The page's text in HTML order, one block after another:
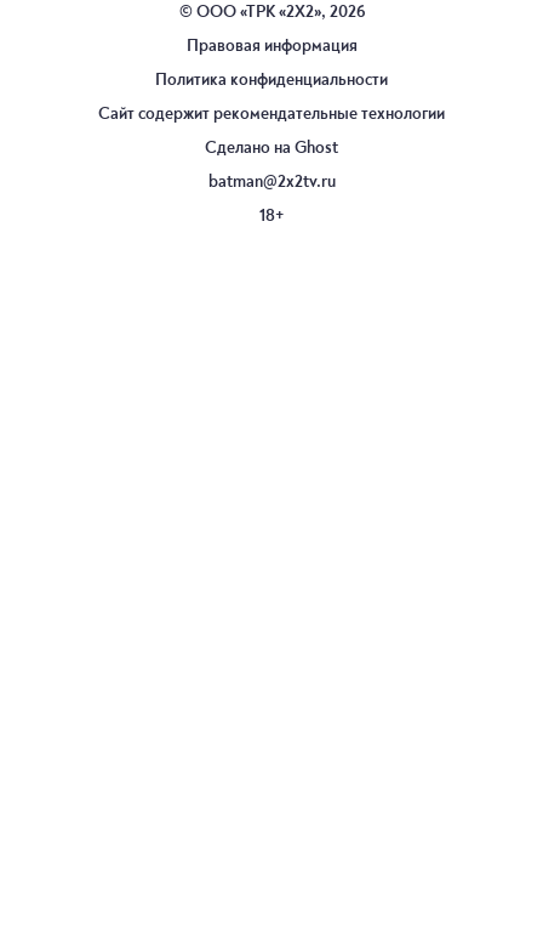
© ООО «ТРК «2Х2», 2026
Правовая информация
Политика конфиденциальности
Сайт содержит рекомендательные технологии
Сделано на Ghost
batman@2x2tv.ru
18+